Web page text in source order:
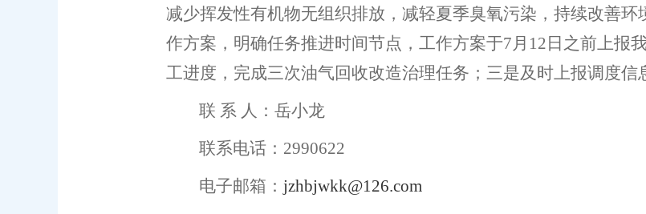
减少挥发性有机物无组织排放，减轻夏季臭氧污染，持续改善
作方案，明确任务推进时间节点，工作方案于7月12日之前上报
工进度，完成三次油气回收改造治理任务；三是及时上报调度信
联 系 人：岳小龙
联系电话： 2990622
电子邮箱： jzhbjwkk@126.com